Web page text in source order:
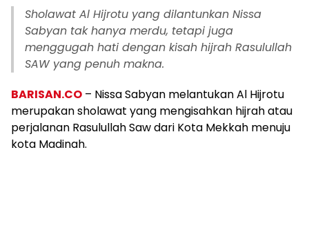
Sholawat Al Hijrotu yang dilantunkan Nissa
Sabyan tak hanya merdu, tetapi juga
menggugah hati dengan kisah hijrah Rasulullah
SAW yang penuh makna.
BARISAN.CO – Nissa Sabyan melantukan Al Hijrotu
merupakan sholawat yang mengisahkan hijrah atau
perjalanan Rasulullah Saw dari Kota Mekkah menuju
kota Madinah.